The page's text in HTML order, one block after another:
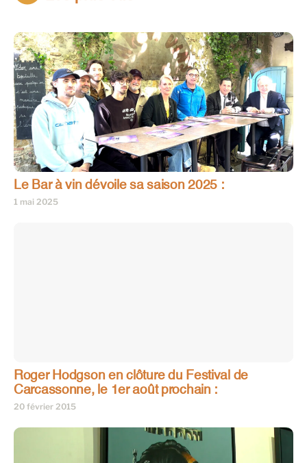
Le Bar à vin dévoile sa saison 2025 :
1 mai 2025
Roger Hodgson en clôture du Festival de
Carcassonne, le 1er août prochain :
20 février 2015